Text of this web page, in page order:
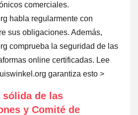
comerciales.
habla regularmente con
sus obligaciones. Además,
comprueba la seguridad de las
online certificadas. Lee
garantiza esto >
sólida de las
y Comité de